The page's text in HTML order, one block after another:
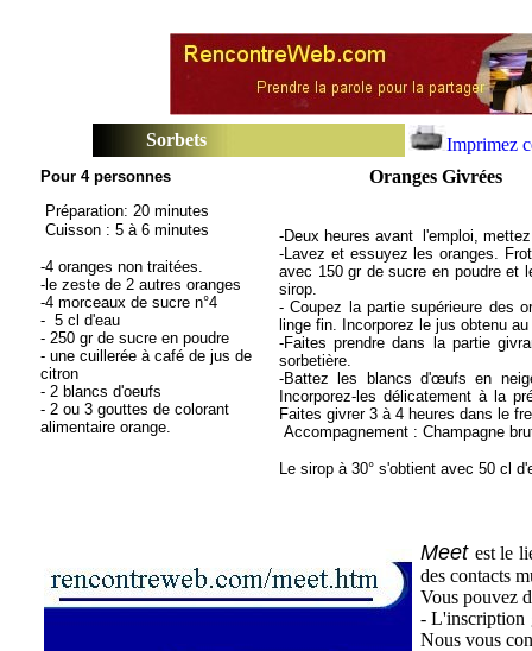
Sorbets Imprimez
Pour 4 personnes Oranges Givrées
Préparation: 20 minutes
Cuisson : 5 à 6 minutes
-4 oranges non traitées.
-le zeste de 2 autres oranges
-4 morceaux de sucre n°4
- 5 cl d'eau
- 250 gr de sucre en poudre
- une cuillerée à café de jus de
citron
- 2 blancs d'oeufs
- 2 ou 3 gouttes de colorant
alimentaire orange.
-Deux heures avant l'emploi,
-Lavez et essuyez les oranges.
avec 150 gr de sucre en poudre et
sirop.
- Coupez la partie supérieure des
linge fin. Incorporez le jus obtenu
-Faites prendre dans la partie
sorbetière.
-Battez les blancs d'œufs en
Incorporez-les délicatement à la
Faites givrer 3 à 4 heures dans le
Accompagnement : Champagne
Le sirop à 30° s'obtient avec 50 cl
Meet est le
des contacts
Vous pouvez
- L'inscription
Nous vous